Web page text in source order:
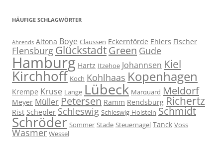
HÄUFIGE SCHLAGWÖRTER
Ahrends Altona Boye Claussen Eckernförde Ehlers Fischer
Flensburg GlückstadtGreen Gude
Hamburg Hartz Itzehoe Johannsen Kiel
Kirchhoff Koch Kohlhaas Kopenhagen
Krempe Kruse Lange Lübeck Marquard Meldorf
Meyer Müller Petersen Ramm Rendsburg Richertz
Rist Schepler Schleswig Schleswig-Holstein Schmidt
Schröder Sommer Stade Steuernagel Tanck Voss
Wasmer Wessel